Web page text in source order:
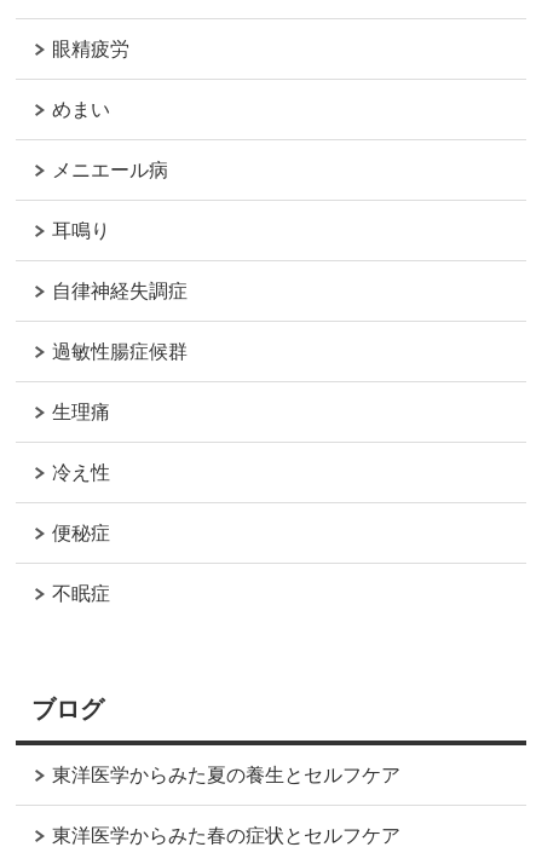
眼精疲労
めまい
メニエール病
耳鳴り
自律神経失調症
過敏性腸症候群
生理痛
冷え性
便秘症
不眠症
ブログ
東洋医学からみた夏の養生とセルフケア
東洋医学からみた春の症状とセルフケア